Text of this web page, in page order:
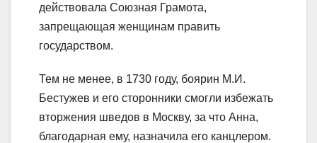
действовала Союзная Грамота,
запрещающая женщинам править
государством.
Тем не менее, в 1730 году, боярин М.И.
Бестужев и его сторонники смогли избежать
вторжения шведов в Москву, за что Анна,
благодарная ему, назначила его канцлером.